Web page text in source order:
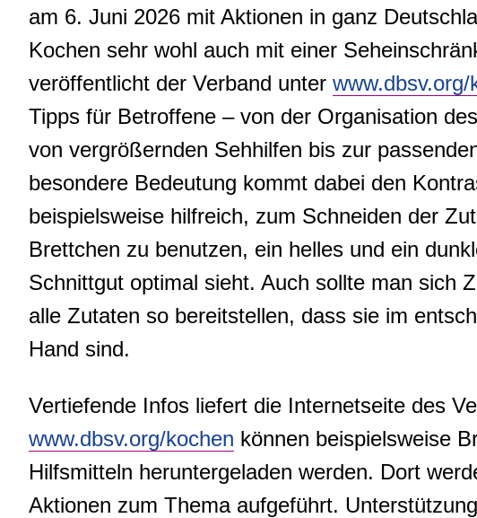
am 6. Juni 2026 mit Aktionen in ganz
Kochen sehr wohl auch mit einer
veröffentlicht der Verband unter www.dbsv.org/
Tipps für Betroffene – von der Organisation
von vergrößernden Sehhilfen bis zur
besondere Bedeutung kommt dabei den
beispielsweise hilfreich, zum Schneiden der
Brettchen zu benutzen, ein helles und ein
Schnittgut optimal sieht. Auch sollte man sich
alle Zutaten so bereitstellen, dass sie im
Hand sind.
Vertiefende Infos liefert die Internetseite des
www.dbsv.org/kochen können beispielsweise
Hilfsmitteln heruntergeladen werden. Dort
Aktionen zum Thema aufgeführt.